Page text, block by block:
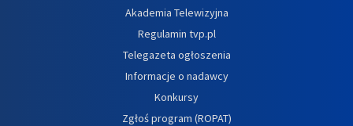
Akademia Telewizyjna
Regulamin tvp.pl
Telegazeta ogłoszenia
Informacje o nadawcy
Konkursy
Zgłoś program (ROPAT)